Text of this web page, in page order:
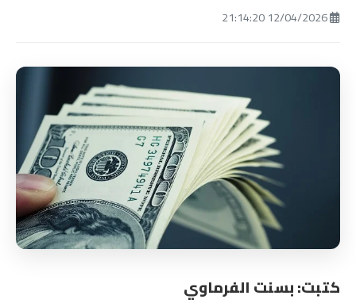
كتبت: بسنت الفرماوي